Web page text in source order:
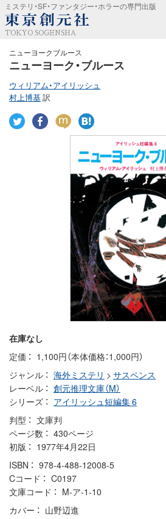
ミステリ・SF・ファンタジー・ホラーの専門出版
TOKYO SOGENSHA
ニューヨークブルース
ニューヨーク・ブルース
ウィリアム・アイリッシュ
村上博基訳
在庫なし
定価
1,100円（本体価格：1,000円）
ジャンル
海外ミステリ > サスペンス
レーベル
創元推理文庫（M）
シリーズ
アイリッシュ短編集 6
判型
文庫判
ページ数
430ページ
初版
1977年4月22日
ISBN
978-4-488-12008-5
Cコード
C0197
文庫コード
M-ア-1-10
カバー
山野辺進